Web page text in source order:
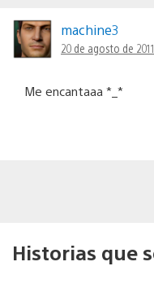
machine3
20 de agosto de
Me encantaaa *_*
Historias que